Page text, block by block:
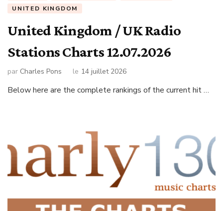
UNITED KINGDOM
United Kingdom / UK Radio
Stations Charts 12.07.2026
par Charles Pons le 14 juillet 2026
Below here are the complete rankings of the current hit …